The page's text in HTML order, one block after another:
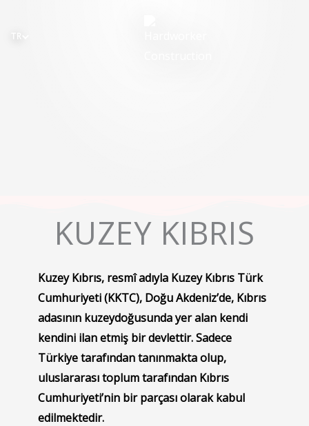
KUZEY KIBRIS
Kuzey Kıbrıs, resmî adıyla Kuzey Kıbrıs Türk
Cumhuriyeti (KKTC), Doğu Akdeniz’de, Kıbrıs
adasının kuzeydoğusunda yer alan kendi
kendini ilan etmiş bir devlettir. Sadece
Türkiye tarafından tanınmakta olup,
uluslararası toplum tarafından Kıbrıs
Cumhuriyeti’nin bir parçası olarak kabul
edilmektedir.